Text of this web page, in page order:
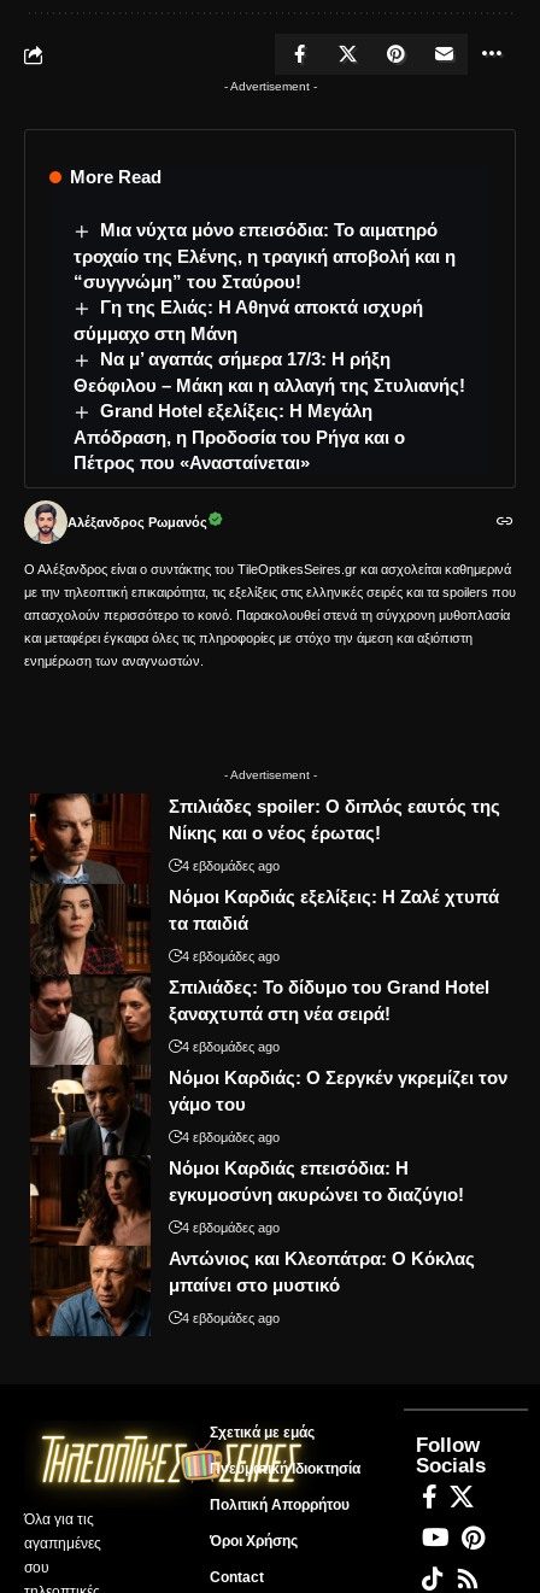
- Advertisement -
More Read
Μια νύχτα μόνο επεισόδια: Το αιματηρό
τροχαίο της Ελένης, η τραγική αποβολή και η
“συγγνώμη” του Σταύρου!
Γη της Ελιάς: Η Αθηνά αποκτά ισχυρή
σύμμαχο στη Μάνη
Να μ’ αγαπάς σήμερα 17/3: Η ρήξη
Θεόφιλου – Μάκη και η αλλαγή της Στυλιανής!
Grand Hotel εξελίξεις: Η Μεγάλη
Απόδραση, η Προδοσία του Ρήγα και ο
Πέτρος που «Ανασταίνεται»
Αλέξανδρος Ρωμανός
Ο Αλέξανδρος είναι ο συντάκτης του TileOptikesSeires.gr και ασχολείται καθημερινά
με την τηλεοπτική επικαιρότητα, τις εξελίξεις στις ελληνικές σειρές και τα spoilers που
απασχολούν περισσότερο το κοινό. Παρακολουθεί στενά τη σύγχρονη μυθοπλασία
και μεταφέρει έγκαιρα όλες τις πληροφορίες με στόχο την άμεση και αξιόπιστη
ενημέρωση των αναγνωστών.
- Advertisement -
Σπιλιάδες spoiler: Ο διπλός εαυτός της
Νίκης και ο νέος έρωτας!
4 εβδομάδες ago
Νόμοι Καρδιάς εξελίξεις: Η Ζαλέ χτυπά
τα παιδιά
4 εβδομάδες ago
Σπιλιάδες: Το δίδυμο του Grand Hotel
ξαναχτυπά στη νέα σειρά!
4 εβδομάδες ago
Νόμοι Καρδιάς: Ο Σεργκέν γκρεμίζει τον
γάμο του
4 εβδομάδες ago
Νόμοι Καρδιάς επεισόδια: Η
εγκυμοσύνη ακυρώνει το διαζύγιο!
4 εβδομάδες ago
Αντώνιος και Κλεοπάτρα: Ο Κόκλας
μπαίνει στο μυστικό
4 εβδομάδες ago
Όλα για τις
αγαπημένες
σου
Σχετικά με εμάς
Πνευματική Ιδιοκτησία
Πολιτική Απορρήτου
Όροι Χρήσης
Contact
Follow
Socials